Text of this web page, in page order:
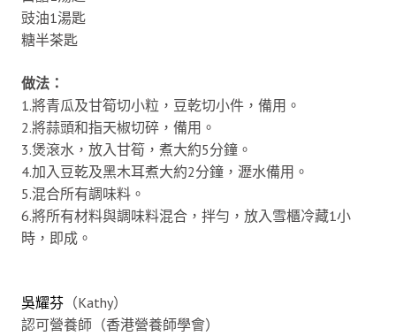
豉油1湯匙
糖半茶匙
做法：
1.將青瓜及甘筍切小粒，豆乾切小件，備用。
2.將蒜頭和指天椒切碎，備用。
3.煲滾水，放入甘筍，煮大約5分鐘。
4.加入豆乾及黑木耳煮大約2分鐘，瀝水備用。
5.混合所有調味料。
6.將所有材料與調味料混合，拌勻，放入雪櫃冷藏1小
時，即成。
吳耀芬 （Kathy）
認可營養師（香港營養師學會）